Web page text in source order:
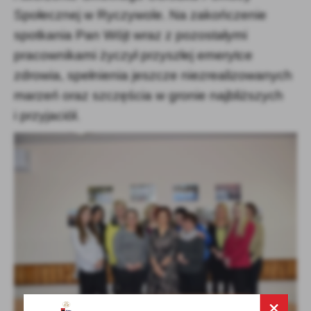
Społecznej w Ryczywole. Na zakończenie
spotkania Pan Wójt wraz z pozostałymi
pracownikami życzył przyszłej emerytce
zdrowia, spełnienia jeszcze niezrealizowanych
marzeń oraz szczęścia w gronie najbliższych
i przyjaciół.